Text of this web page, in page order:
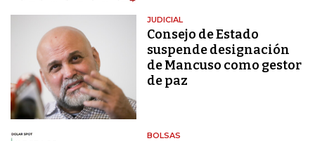
JUDICIAL
Consejo de Estado
suspende designación
de Mancuso como gestor
de paz
BOLSAS